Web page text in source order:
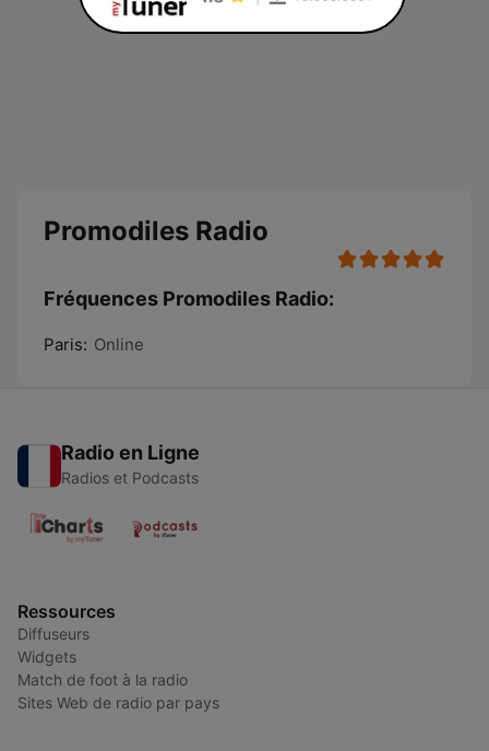
Promodiles Radio
Fréquences Promodiles Radio:
Paris: Online
Radio en Ligne
Radios et Podcasts
Ressources
Diffuseurs
Widgets
Match de foot à la radio
Sites Web de radio par pays